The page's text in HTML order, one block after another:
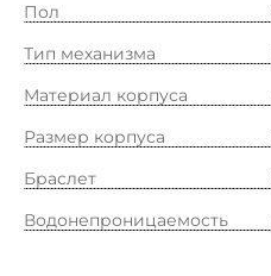
Пол
Тип механизма
Материал корпуса
Размер корпуса
Браслет
Водонепроницаемость